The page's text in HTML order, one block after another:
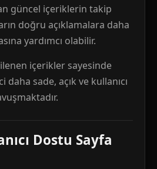
güncel içeriklerin takip
doğru açıklamalara daha
yardımcı olabilir.
içerikler sayesinde
sade, açık ve kullanıcı
Dostu Sayfa